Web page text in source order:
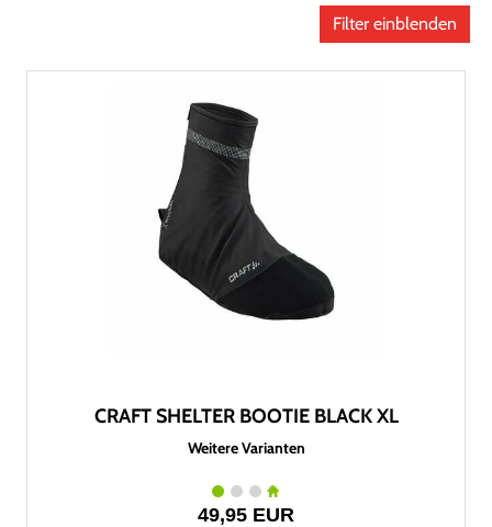
Filter einblenden
CRAFT SHELTER BOOTIE BLACK XL
Weitere Varianten
49,95 EUR